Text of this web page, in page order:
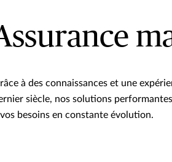
à des connaissances et une
siècle, nos solutions
besoins en constante évolution.